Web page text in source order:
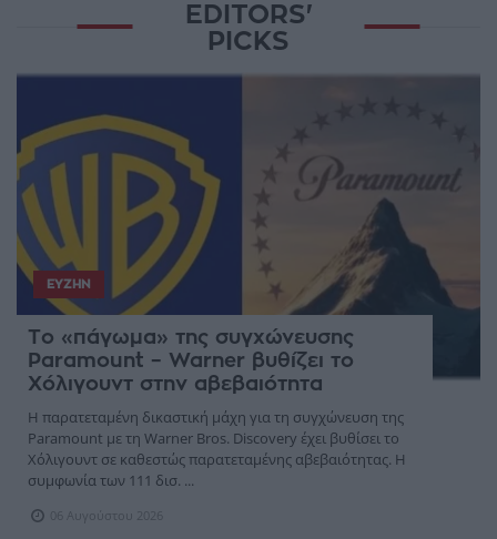
EDITORS'
PICKS
ΕΥΖΗΝ
Το «πάγωμα» της συγχώνευσης
Paramount – Warner βυθίζει το
Χόλιγουντ στην αβεβαιότητα
Η παρατεταμένη δικαστική μάχη για τη συγχώνευση της
Paramount με τη Warner Bros. Discovery έχει βυθίσει το
Χόλιγουντ σε καθεστώς παρατεταμένης αβεβαιότητας. Η
συμφωνία των 111 δισ. ...
06 Αυγούστου 2026